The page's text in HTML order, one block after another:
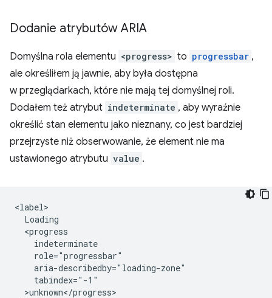
Dodanie atrybutów ARIA
Domyślna rola elementu <progress> to progressbar ,
ale określiłem ją jawnie, aby była dostępna
w przeglądarkach, które nie mają tej domyślnej roli.
Dodałem też atrybut indeterminate , aby wyraźnie
określić stan elementu jako nieznany, co jest bardziej
przejrzyste niż obserwowanie, że element nie ma
ustawionego atrybutu value .
<label>
  Loading
  <progress
    indeterminate
    role="progressbar"
    aria-describedby="loading-zone"
    tabindex="-1"
  >unknown</progress>